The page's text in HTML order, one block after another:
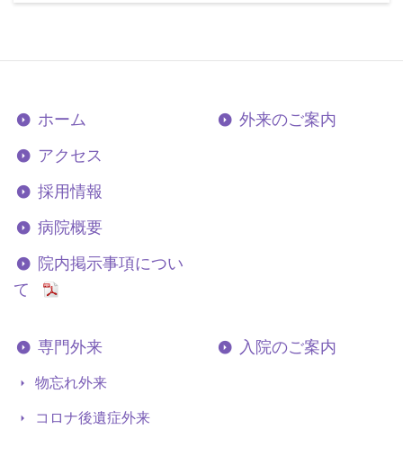
ホーム
アクセス
採用情報
病院概要
院内掲示事項につい
て
外来のご案内
専門外来
物忘れ外来
コロナ後遺症外来
入院のご案内